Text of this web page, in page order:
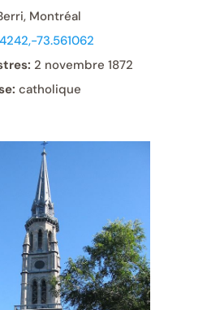
Montréal
73.561062
2 novembre 1872
catholique